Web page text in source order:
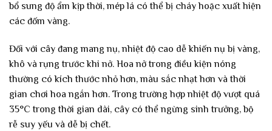
bổ sung độ ẩm kịp thời, mép lá có thể bị cháy hoặc xuất hiện
các đốm vàng.
Đối với cây đang mang nụ, nhiệt độ cao dễ khiến nụ bị vàng,
khô và rụng trước khi nở. Hoa nở trong điều kiện nóng
thường có kích thước nhỏ hơn, màu sắc nhạt hơn và thời
gian chơi hoa ngắn hơn. Trong trường hợp nhiệt độ vượt quá
35°C trong thời gian dài, cây có thể ngừng sinh trưởng, bộ
rễ suy yếu và dễ bị chết.